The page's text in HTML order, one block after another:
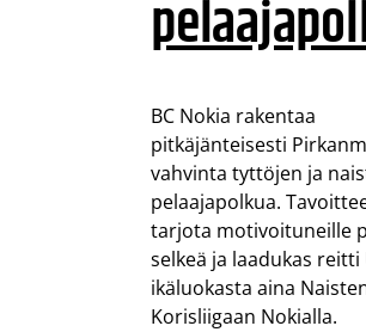
BC Nokia rakentaa
pitkäjänteisesti
vahvinta tyttöjen ja
pelaajapolkua.
tarjota motivoituneille
selkeä ja laadukas reitti
ikäluokasta aina
Korisliigaan Nokialla.